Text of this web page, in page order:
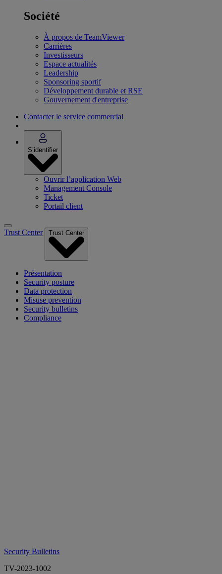
Société
À propos de TeamViewer
Carrières
Investisseurs
Espace actualités
Leadership
Sponsoring sportif
Développement durable et RSE
Gouvernement d'entreprise
Contacter le service commercial
S’identifier
Ouvrir l’application Web
Management Console
Ticket
Portail client
Trust Center Trust Center
Présentation
Security posture
Data protection
Misuse prevention
Security bulletins
Compliance
Security Bulletins
TV-2023-1002